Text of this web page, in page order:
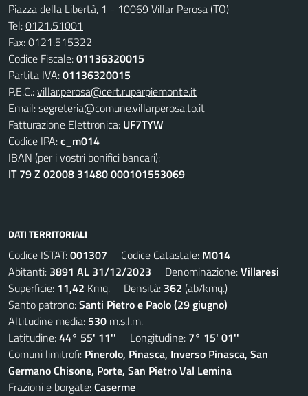
Piazza della Libertà, 1 - 10069 Villar Perosa (TO)
Tel:0121.51001
Fax:0121.515322
Codice Fiscale:01136320015
Partita IVA:01136320015
P.E.C.:villar.perosa@cert.ruparpiemonte.it
Email:segreteria@comune.villarperosa.to.it
Fatturazione Elettronica: UF7TYW
Codice IPA:c_m014
IBAN (per i vostri bonifici bancari):
IT 79 Z 02008 31480 000101553069
DATI TERRITORIALI
Codice ISTAT:001307 Codice Catastale: M014
Abitanti: 3891 AL 31/12/2023 Denominazione:Villaresi
Superficie: 11,42 Kmq. Densità: 362 (ab/kmq.)
Santo patrono:Santi Pietro e Paolo (29 giugno)
Altitudine media: 530 m.s.l.m.
Latitudine:44° 55' 11'' Longitudine: 7° 15' 01''
Comuni limitrofi: Pinerolo, Pinasca, Inverso Pinasca, San
Germano Chisone, Porte, San Pietro Val Lemina
Frazioni e borgate:Caserme